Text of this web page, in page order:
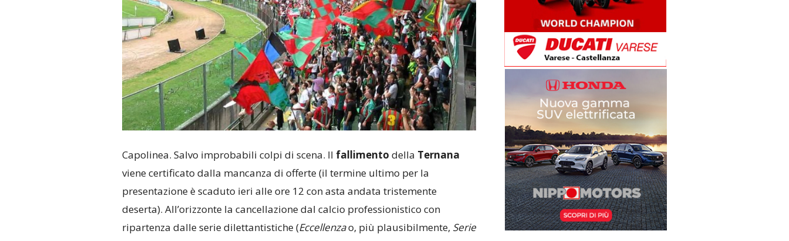
Capolinea. Salvo improbabili colpi di scena. Il fallimento della Ternana
viene certificato dalla mancanza di offerte (il termine ultimo per la
presentazione è scaduto ieri alle ore 12 con asta andata tristemente
deserta). All’orizzonte la cancellazione dal calcio professionistico con
ripartenza dalle serie dilettantistiche (Eccellenzao, più plausibilmente, Serie